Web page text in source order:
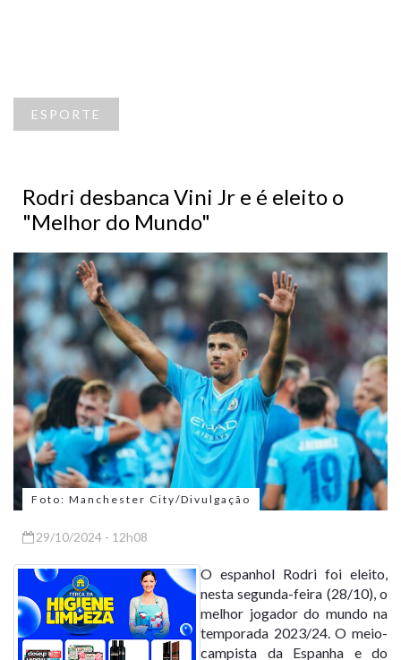
ESPORTE
Rodri desbanca Vini Jr e é eleito o
"Melhor do Mundo"
Foto: Manchester City/Divulgação
29/10/2024 - 12h08
O espanhol Rodri foi eleito,
nesta segunda-feira (28/10), o
melhor jogador do mundo na
temporada 2023/24. O meio-
campista da Espanha e do